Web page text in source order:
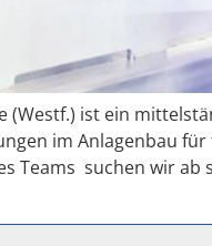
(Westf.) ist ein
im Anlagenbau
Teams suchen wir